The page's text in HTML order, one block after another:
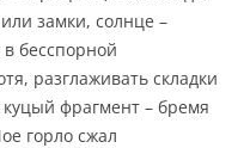
замки, солнце –
бесспорной
разглаживать складки
фрагмент – бремя
горло сжал